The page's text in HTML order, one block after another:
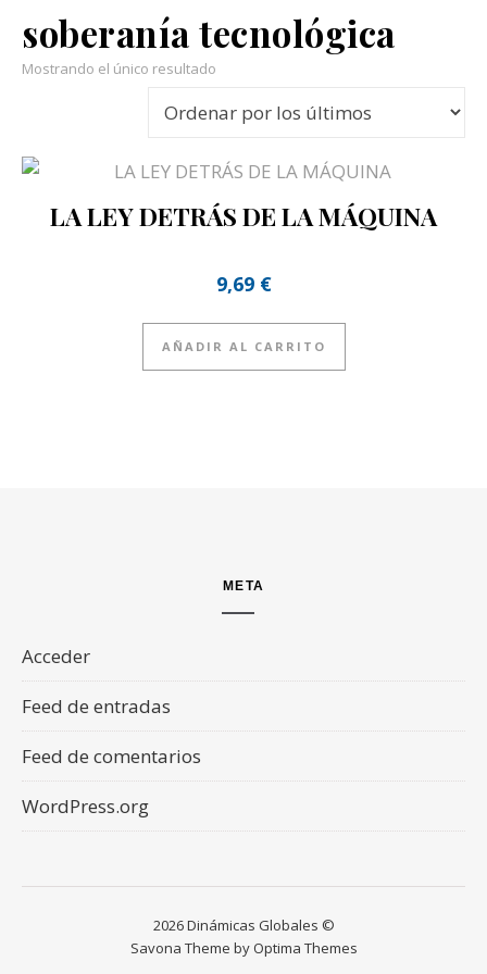
soberanía tecnológica
Mostrando el único resultado
LA LEY DETRÁS DE LA MÁQUINA
9,69 €
AÑADIR AL CARRITO
META
Acceder
Feed de entradas
Feed de comentarios
WordPress.org
2026 Dinámicas Globales ©
Savona Theme by Optima Themes